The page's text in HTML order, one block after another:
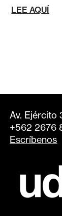
LEE AQUÍ
Av. Ejército
+562 2676
Escríbenos